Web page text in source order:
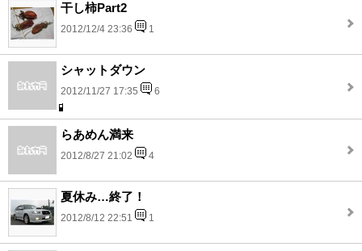
干し柿Part2
2012/12/4 23:36 1
シャットダウン
2012/11/27 17:35 6
らあめん満来
2012/8/27 21:02 4
夏休み…終了！
2012/8/12 22:51 1